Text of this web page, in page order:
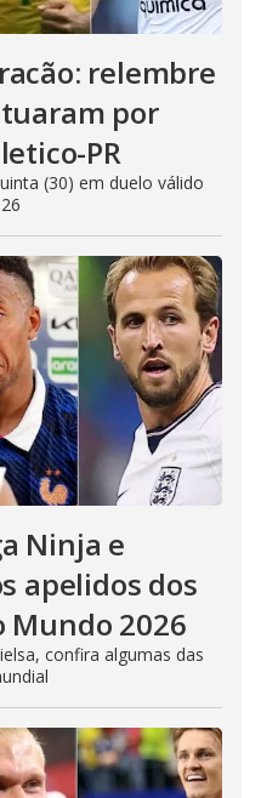
relembre
por
PR
(30) em duelo válido
Ninja e
apelidos dos
Mundo 2026
confira algumas das